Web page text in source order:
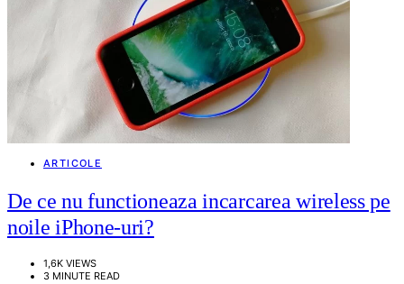
ARTICOLE
De ce nu functioneaza incarcarea wireless pe
noile iPhone-uri?
1,6K VIEWS
3 MINUTE READ